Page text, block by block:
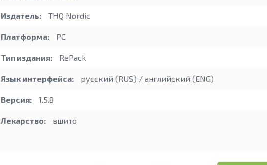
Издатель: THQ Nordic
Платформа: PC
Тип издания: RePack
Язык интерфейса: русский (RUS) / английский (ENG)
Версия: 1.5.8
Лекарство: вшито